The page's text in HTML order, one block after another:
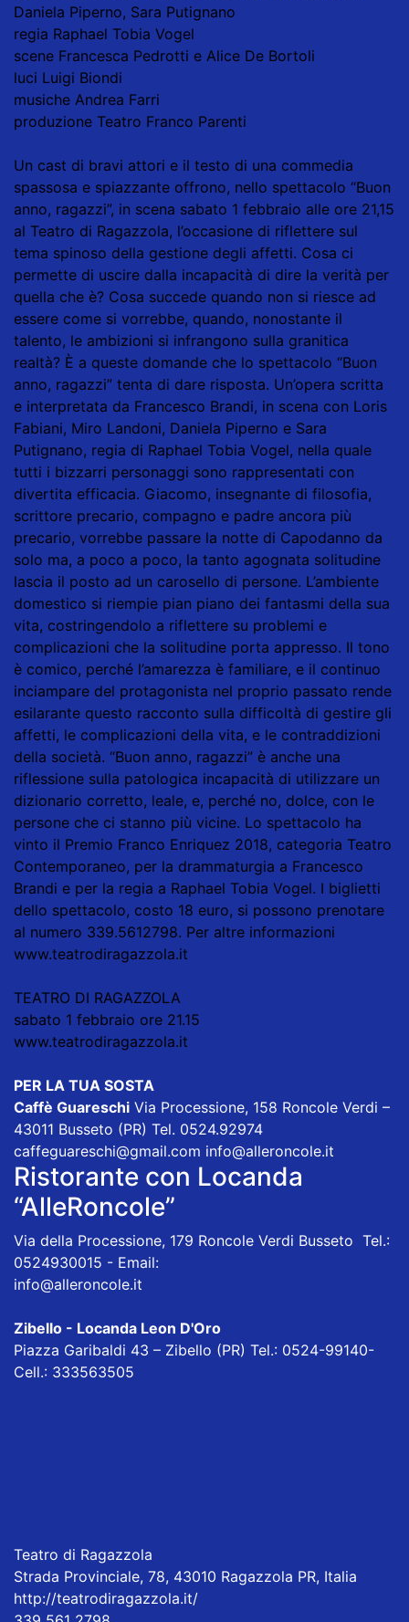
Daniela Piperno, Sara Putignano
regia Raphael Tobia Vogel
scene Francesca Pedrotti e Alice De Bortoli
luci Luigi Biondi
musiche Andrea Farri
produzione Teatro Franco Parenti
Un cast di bravi attori e il testo di una commedia
spassosa e spiazzante offrono, nello spettacolo “Buon
anno, ragazzi”, in scena sabato 1 febbraio alle ore 21,15
al Teatro di Ragazzola, l’occasione di riflettere sul
tema spinoso della gestione degli affetti. Cosa ci
permette di uscire dalla incapacità di dire la verità per
quella che è? Cosa succede quando non si riesce ad
essere come si vorrebbe, quando, nonostante il
talento, le ambizioni si infrangono sulla granitica
realtà? È a queste domande che lo spettacolo “Buon
anno, ragazzi” tenta di dare risposta. Un’opera scritta
e interpretata da Francesco Brandi, in scena con Loris
Fabiani, Miro Landoni, Daniela Piperno e Sara
Putignano, regia di Raphael Tobia Vogel, nella quale
tutti i bizzarri personaggi sono rappresentati con
divertita efficacia. Giacomo, insegnante di filosofia,
scrittore precario, compagno e padre ancora più
precario, vorrebbe passare la notte di Capodanno da
solo ma, a poco a poco, la tanto agognata solitudine
lascia il posto ad un carosello di persone. L’ambiente
domestico si riempie pian piano dei fantasmi della sua
vita, costringendolo a riflettere su problemi e
complicazioni che la solitudine porta appresso. Il tono
è comico, perché l’amarezza è familiare, e il continuo
inciampare del protagonista nel proprio passato rende
esilarante questo racconto sulla difficoltà di gestire gli
affetti, le complicazioni della vita, e le contraddizioni
della società. “Buon anno, ragazzi” è anche una
riflessione sulla patologica incapacità di utilizzare un
dizionario corretto, leale, e, perché no, dolce, con le
persone che ci stanno più vicine. Lo spettacolo ha
vinto il Premio Franco Enriquez 2018, categoria Teatro
Contemporaneo, per la drammaturgia a Francesco
Brandi e per la regia a Raphael Tobia Vogel. I biglietti
dello spettacolo, costo 18 euro, si possono prenotare
al numero 339.5612798. Per altre informazioni
www.teatrodiragazzola.it
TEATRO DI RAGAZZOLA
sabato 1 febbraio ore 21.15
www.teatrodiragazzola.it
PER LA TUA SOSTA
Caffè Guareschi Via Processione, 158 Roncole Verdi –
43011 Busseto (PR) Tel. 0524.92974
caffeguareschi@gmail.com info@alleroncole.it
Ristorante con Locanda
“AlleRoncole”
Via della Processione, 179 Roncole Verdi Busseto Tel.:
0524930015 - Email:
info@alleroncole.it
Zibello - Locanda Leon D'Oro
Piazza Garibaldi 43 – Zibello (PR) Tel.: 0524-99140-
Cell.: 333563505
Teatro di Ragazzola
Strada Provinciale, 78, 43010 Ragazzola PR, Italia
http://teatrodiragazzola.it/